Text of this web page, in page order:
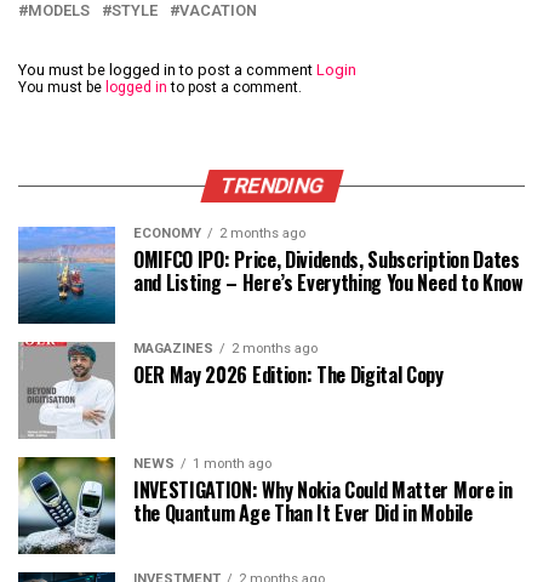
MODELS
STYLE VACATION
You must be logged in to post a comment Login
You must be logged in to post a comment.
TRENDING
ECONOMY 2 months ago
OMIFCO IPO: Price, Dividends, Subscription Dates
and Listing – Here’s Everything You Need to Know
MAGAZINES 2 months ago
OER May 2026 Edition: The Digital Copy
NEWS 1 month ago
INVESTIGATION: Why Nokia Could Matter More in
the Quantum Age Than It Ever Did in Mobile